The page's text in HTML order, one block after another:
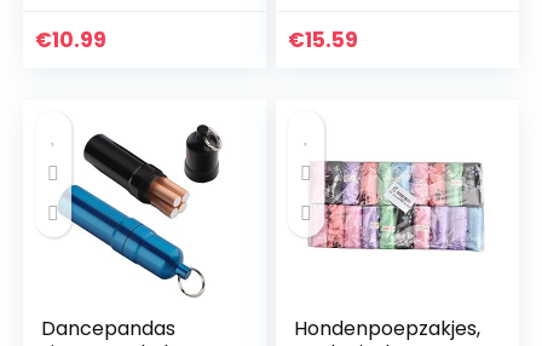
vriendschap
€10.99
blue)
€15.59
Dancepandas
Hondenpoepzakjes,